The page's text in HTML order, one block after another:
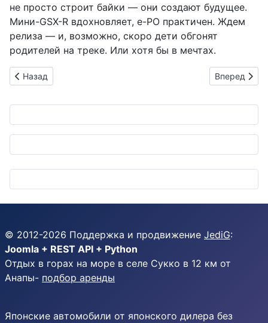
не просто строит байки — они создают будущее.
Мини-GSX-R вдохновляет, e-PO практичен. Ждем
релиза — и, возможно, скоро дети обгонят
родителей на треке. Или хотя бы в мечтах.
Предыдущий: Акции Toyota взлетают: йена слабеет, а
Назад Следующий:
Вперед
© 2012-2026 Поддержка и продвижение JediG:
Joomla + REST API + Python
Отдых в горах на море в селе Сукко в 12 км от
Анапы- подбор аренды
Японские автомобили от японского дилера без